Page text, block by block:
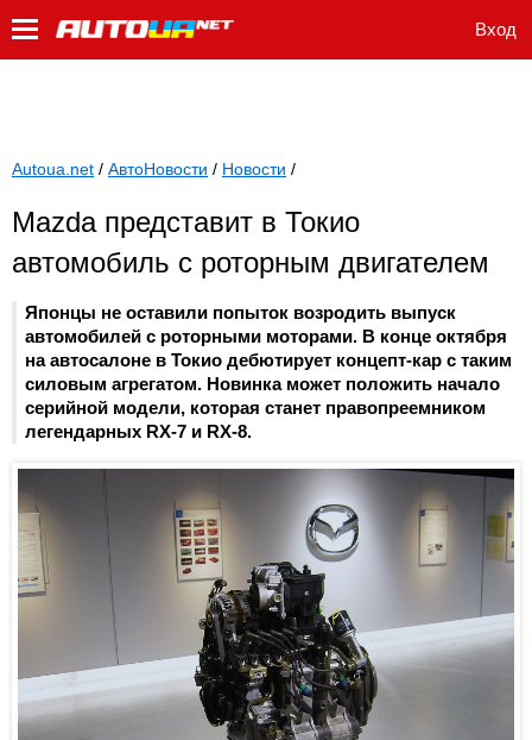
Вход
Autoua.net / АвтоНовости / Новости /
Mazda представит в Токио
автомобиль с роторным двигателем
Японцы не оставили попыток возродить выпуск
автомобилей с роторными моторами. В конце октября
на автосалоне в Токио дебютирует концепт-кар с таким
силовым агрегатом. Новинка может положить начало
серийной модели, которая станет правопреемником
легендарных RX-7 и RX-8.